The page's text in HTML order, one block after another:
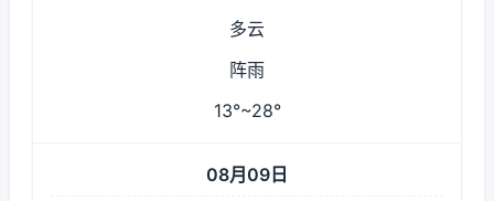
多云
阵雨
13°~28°
08月09日